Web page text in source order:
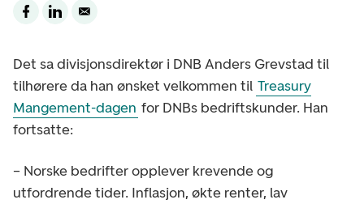
Det sa divisjonsdirektør i DNB Anders Grevstad til
tilhørere da han ønsket velkommen til Treasury
Mangement-dagen for DNBs bedriftskunder. Han
fortsatte:
– Norske bedrifter opplever krevende og
utfordrende tider. Inflasjon, økte renter, lav